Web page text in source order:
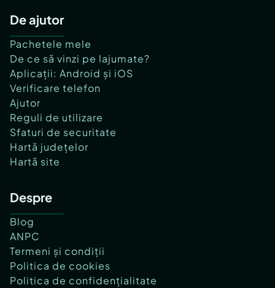
De ajutor
Pachetele mele
De ce să vinzi pe lajumate?
Aplicații: Android și iOS
Verificare telefon
Ajutor
Reguli de utilizare
Sfaturi de securitate
Hartă județelor
Hartă site
Despre
Blog
ANPC
Termeni și condiții
Politica de cookies
Politica de confidențialitate